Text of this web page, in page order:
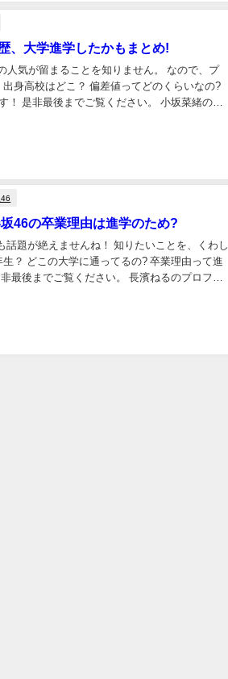
、大学進学したかもまとめ!
人気が留まることを知りません。 なので、プ
46の卒業理由は進学のため?
題が絶えませんね！ 知りたいことを、くわし